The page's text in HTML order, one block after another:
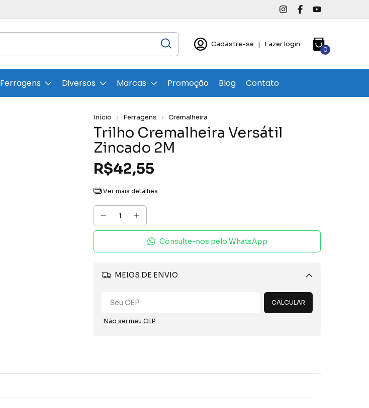
Cadastre-se | Fazer login
0
Ferragens Diversos Marcas Promoção Blog Contato
Início Ferragens Cremalheira
Trilho Cremalheira Versátil
Zincado 2M
R$42,55
Ver mais detalhes
Consulte-nos pelo WhatsApp
MEIOS DE ENVIO
Alterar CEP
CALCULAR
Não sei meu CEP